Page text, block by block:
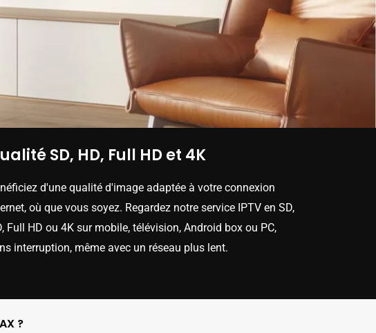
SD, HD, Full HD et 4K
d'une qualité d'image adaptée à votre connexion
où que vous soyez. Regardez notre service IPTV en SD,
Full HD ou 4K sur mobile, télévision, Android box ou PC,
interruption, même avec un réseau plus lent.
?